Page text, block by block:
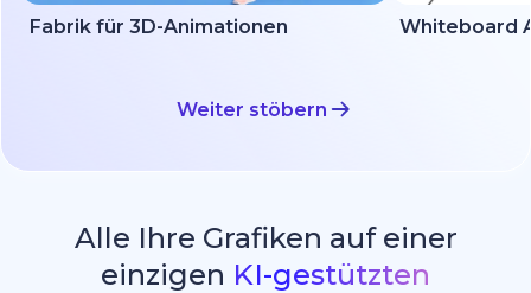
Fabrik für 3D-Animationen Whiteboard
Weiter stöbern
Alle Ihre Grafiken auf einer
einzigen KI-gestützten